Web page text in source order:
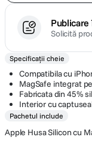
Publicare
Solicită
Specificații cheie
Compatibila cu
MagSafe integrat
Fabricata din 45%
Interior cu
Pachetul include
Apple Husa Silicon cu